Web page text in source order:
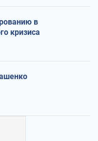
в
кризиса